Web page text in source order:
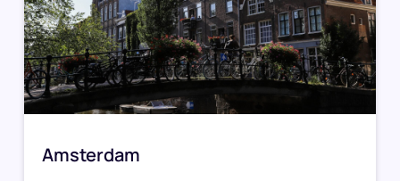
Amsterdam